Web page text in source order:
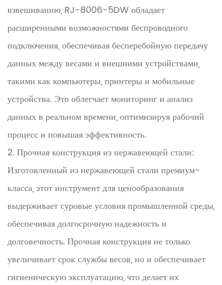
взвешиванию, RJ-8006-5DW обладает
расширенными возможностями беспроводного
подключения, обеспечивая бесперебойную передачу
данных между весами и внешними устройствами,
такими как компьютеры, принтеры и мобильные
устройства. Это облегчает мониторинг и анализ
данных в реальном времени, оптимизируя рабочий
процесс и повышая эффективность.
2. Прочная конструкция из нержавеющей стали:
Изготовленный из нержавеющей стали премиум-
класса, этот инструмент для ценообразования
выдерживает суровые условия промышленной среды,
обеспечивая долгосрочную надежность и
долговечность. Прочная конструкция не только
увеличивает срок службы весов, но и обеспечивает
гигиеническую эксплуатацию, что делает их